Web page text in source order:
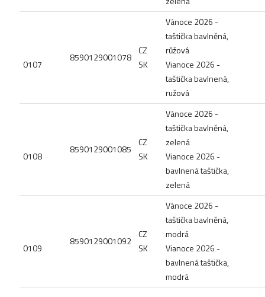
0107
8590129001078
CZ
SK
Vánoce 2026 -
taštička bavlněná,
růžová
Vianoce 2026 -
taštička bavlnená,
ružová
0108
8590129001085
CZ
SK
Vánoce 2026 -
taštička bavlněná,
zelená
Vianoce 2026 -
bavlnená taštička,
zelená
0109
8590129001092
CZ
SK
Vánoce 2026 -
taštička bavlněná,
modrá
Vianoce 2026 -
bavlnená taštička,
modrá